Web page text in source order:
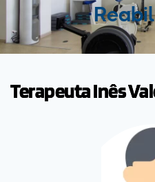
Terapeuta Inês